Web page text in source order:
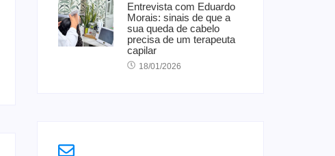
Entrevista com Eduardo
Morais: sinais de que a
sua queda de cabelo
precisa de um terapeuta
capilar
18/01/2026